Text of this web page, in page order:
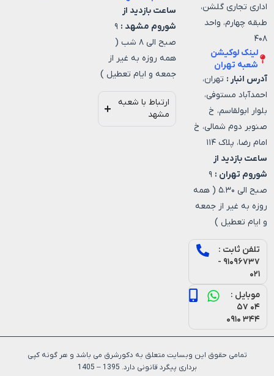
اداری تجاری گلشن،
طبقه چهارم، واحد
۴۰۸
لینک لوکیشن
شعبه تهران
آدرس انبار : تهران،
احمدآباد مستوفی،
بلوار ابولقاسم، خ
صنوبر دوم شمالی، خ
امام رضا، پلاک ۱۱۴
ساعت بازدید از
شوروم تهران : ۹
صبح الی ۵.۳۰ ( همه
روزه به غیر از جمعه
و ایام تعطیل )
تلفن ثابت :
۹۱۰۹۶۷۳۷ -
۰۲۱
موبایل :
۰۴ ۵۷
۳۴۴ ۰۹۱۰
ساعت بازدید از
شوروم مشهد : ۹
صبح الی ۸ شب (
همه روزه به غیر از
جمعه و ایام تعطیل )
ارتباط با شعبه
مشهد
تمامی حقوق این وبسایت متعلق به دکورشرق می باشد و هر گونه کپی
برداری پیگرد قانونی دارد. 1395 – 1405